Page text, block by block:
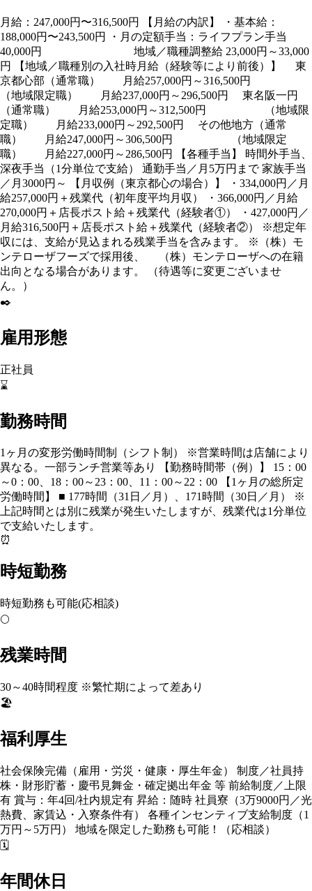
月給：247,000円〜316,500円 【月給の内訳】 ・基本給：
188,000円〜243,500円 ・月の定額手当：ライフプラン手当
40,000円 地域／職種調整給 23,000円～33,000
円 【地域／職種別の入社時月給（経験等により前後）】 東
京都心部（通常職） 月給257,000円～316,500円
（地域限定職） 月給237,000円～296,500円 東名阪一円
（通常職） 月給253,000円～312,500円 （地域限
定職） 月給233,000円～292,500円 その他地方（通常
職） 月給247,000円～306,500円 （地域限定
職） 月給227,000円～286,500円 【各種手当】 時間外手当、
深夜手当（1分単位で支給） 通勤手当／月5万円まで 家族手当
／月3000円～ 【月収例（東京都心の場合）】 ・334,000円／月
給257,000円＋残業代（初年度平均月収） ・366,000円／月給
270,000円＋店長ポスト給＋残業代（経験者①） ・427,000円／
月給316,500円＋店長ポスト給＋残業代（経験者②） ※想定年
収には、支給が見込まれる残業手当を含みます。 ※（株）モ
ンテローザフーズで採用後、 （株）モンテローザへの在籍
出向となる場合があります。 （待遇等に変更ございませ
ん。）
✒️
雇用形態
正社員
⌛
勤務時間
1ヶ月の変形労働時間制（シフト制） ※営業時間は店舗により
異なる。一部ランチ営業等あり 【勤務時間帯（例）】 15：00
～0：00、18：00～23：00、11：00～22：00 【1ヶ月の総所定
労働時間】 ■ 177時間（31日／月）、171時間（30日／月） ※
上記時間とは別に残業が発生いたしますが、残業代は1分単位
で支給いたします。
⏰
時短勤務
時短勤務も可能(応相談)
🌕
残業時間
30～40時間程度 ※繁忙期によって差あり
🏖️
福利厚生
社会保険完備（雇用・労災・健康・厚生年金） 制度／社員持
株・財形貯蓄・慶弔見舞金・確定拠出年金 等 前給制度／上限
有 賞与：年4回/社内規定有 昇給：随時 社員寮（3万9000円／光
熱費、家賃込・入寮条件有） 各種インセンティブ支給制度（1
万円～5万円） 地域を限定した勤務も可能！（応相談）
🗓️
年間休日